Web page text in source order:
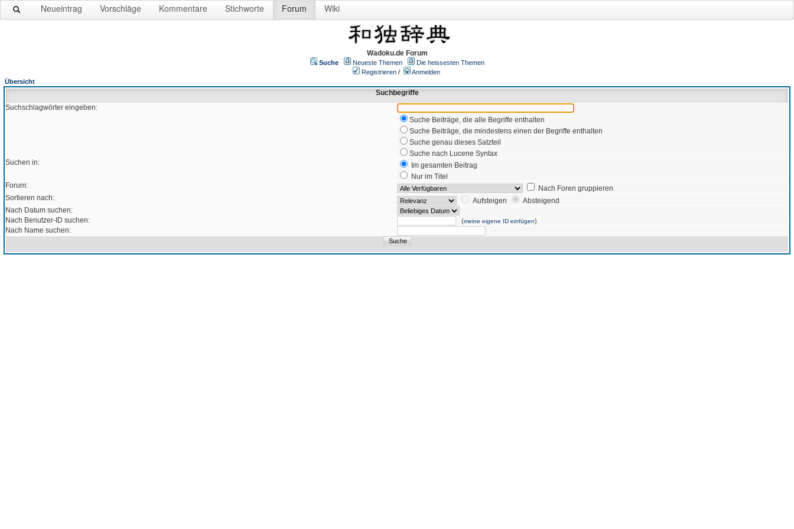
Neueintrag Vorschläge Kommentare Stichworte Forum Wiki
Wadoku.de Forum
Suche Neueste Themen
Die heissesten Themen
Registrieren /
Anmelden
Übersicht
Suchbegriffe
Suchschlagwörter eingeben:
Suche Beiträge, die alle Begriffe enthalten
Suche Beiträge, die mindestens einen der Begriffe enthalten
Suche genau dieses Satzteil
Suche nach Lucene Syntax
Suchen in:
Im gesamten Beitrag
Nur im Titel
Forum:
Nach Foren gruppieren
Sortieren nach:
Aufsteigen
Absteigend
Nach Datum suchen:
Nach Benutzer-ID suchen:
(meine eigene ID einfügen)
Nach Name suchen: